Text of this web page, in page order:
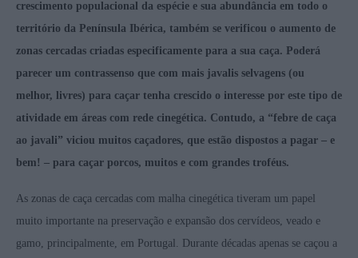
crescimento populacional da espécie e sua abundância em todo o
território da Península Ibérica, também se verificou o aumento de
zonas cercadas criadas especificamente para a sua caça. Poderá
parecer um contrassenso que com mais javalis selvagens (ou
melhor, livres) para caçar tenha crescido o interesse por este tipo de
atividade em áreas com rede cinegética. Contudo, a “febre de caça
ao javali” viciou muitos caçadores, que estão dispostos a pagar – e
bem! – para caçar porcos, muitos e com grandes troféus.
As zonas de caça cercadas com malha cinegética tiveram um papel
muito importante na preservação e expansão dos cervídeos, veado e
gamo, principalmente, em Portugal. Durante décadas apenas se caçou a